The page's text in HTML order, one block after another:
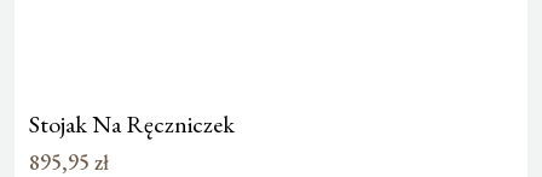
Stojak Na Ręczniczek
895,95 zł